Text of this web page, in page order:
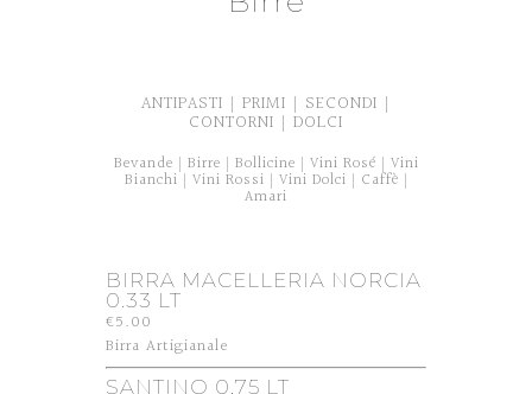
ANTIPASTI | PRIMI | SECONDI |
CONTORNI | DOLCI
Bevande | Birre | Bollicine | Vini Rosé | Vini
Bianchi | Vini Rossi | Vini Dolci | Caffè |
Amari
BIRRA MACELLERIA NORCIA
0.33 LT
€5.00
Birra Artigianale
SANTINO 0,75 LT